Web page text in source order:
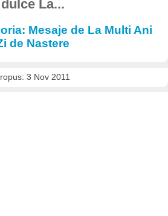
dulce La...
Mesaje de La Multi Ani
de Nastere
3 Nov 2011